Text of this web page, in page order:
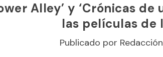
Alley’ y ‘Crónicas
las películas de
Publicado por Redacción